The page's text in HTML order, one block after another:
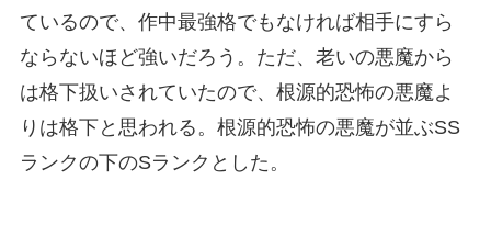
ているので、作中最強格でもなければ相手にすら
ならないほど強いだろう。ただ、老いの悪魔から
は格下扱いされていたので、根源的恐怖の悪魔よ
りは格下と思われる。根源的恐怖の悪魔が並ぶSS
ランクの下のSランクとした。